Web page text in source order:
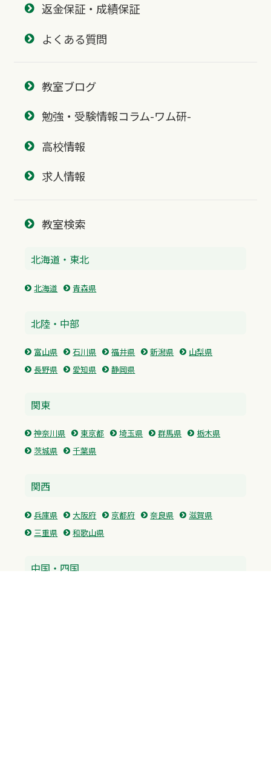
返金保証・成績保証
よくある質問
教室ブログ
勉強・受験情報コラム-ワム研-
高校情報
求人情報
教室検索
北海道・東北
北海道 青森県
北陸・中部
富山県 石川県 福井県 新潟県
山梨県
長野県
愛知県 静岡県
関東
神奈川県 東京都 埼玉県 群馬県
栃木県
茨城県
千葉県
関西
兵庫県 大阪府 京都府 奈良県
滋賀県
三重県
和歌山県
中国・四国